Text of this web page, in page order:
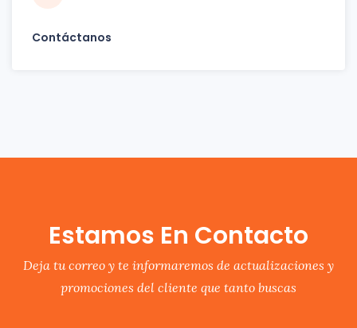
Contáctanos
Estamos En Contacto
Deja tu correo y te informaremos de actualizaciones y
promociones del cliente que tanto buscas